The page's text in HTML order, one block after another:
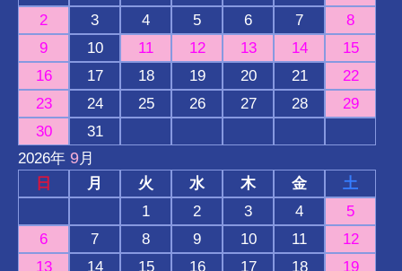
2
3 4 5 6 7
8
9
10 11 12 13 14
15
16
17 18 19 20 21
22
23
24 25 26 27 28
29
30
31
2026年 9月
日
月 火 水 木 金
土
1
2 3 4
5
6
7 8 9 10 11
12
13
14 15 16 17 18
19